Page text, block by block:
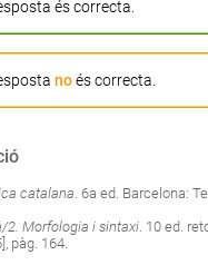
és correcta.
noés correcta.
catalana. 6a ed. Barcelona:
2. Morfologia i sintaxi. 10 ed.
pàg. 164.